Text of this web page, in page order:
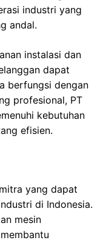
industri yang
andal.
instalasi dan
dapat
berfungsi dengan
profesional, PT
kebutuhan
efisien.
yang dapat
di Indonesia.
mesin